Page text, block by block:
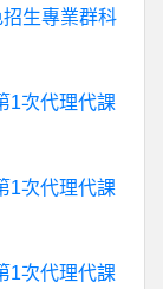
生專業群科
1次代理代課
1次代理代課
1次代理代課